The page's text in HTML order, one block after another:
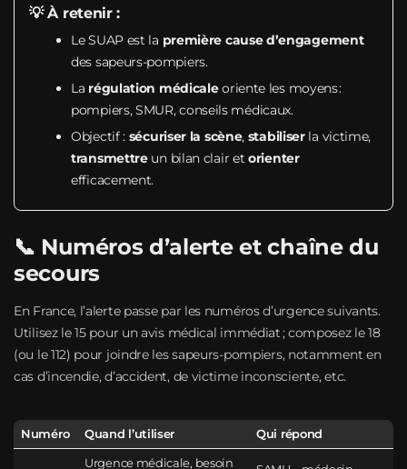
💡 À retenir :
Le SUAP est la première cause d’engagement
des sapeurs-pompiers.
La régulation médicaleoriente les moyens :
pompiers, SMUR, conseils médicaux.
Objectif : sécuriser la scène, stabiliserla victime,
transmettreun bilan clair etorienter
efficacement.
📞 Numéros d’alerte et chaîne du
secours
En France, l’alerte passe par les numéros d’urgence suivants.
Utilisez le 15 pour un avis médical immédiat ; composez le 18
(ou le 112) pour joindre les sapeurs-pompiers, notamment en
cas d’incendie, d’accident, de victime inconsciente, etc.
Numéro Quand l’utiliser Qui répond
Urgence médicale, besoin